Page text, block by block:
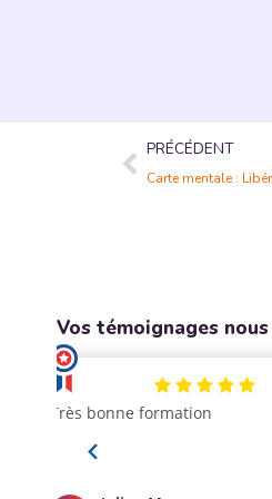
PRÉCÉDENT
Carte mentale :
Vos témoignages